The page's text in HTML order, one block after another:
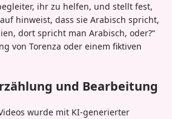
ihr zu helfen, und stellt fest,
hinweist, dass sie Arabisch spricht,
dort spricht man Arabisch, oder?“
von Torenza oder einem fiktiven
und Bearbeitung
wurde mit KI-generierter